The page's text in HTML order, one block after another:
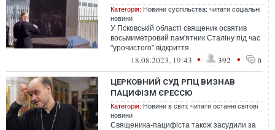
Категорія: Новини суспільства: читати соціальні
новини
У Псковській області священик освятив
восьмиметровий пам'ятник Сталіну під час
"урочистого" відкриття
18.08.2023, 19:43 • 392 • 0
ЦЕРКОВНИЙ СУД РПЦ ВИЗНАВ
ПАЦИФІЗМ ЄРЕССЮ
Категорія: Новини в світі: читати останні світові
новини
Священика-пацифіста також засудили за